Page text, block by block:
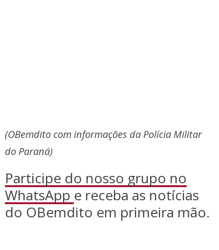
(OBemdito com informações da Polícia Militar
do Paraná)
Participe do nosso grupo no
WhatsApp e receba as notícias
do OBemdito em primeira mão.